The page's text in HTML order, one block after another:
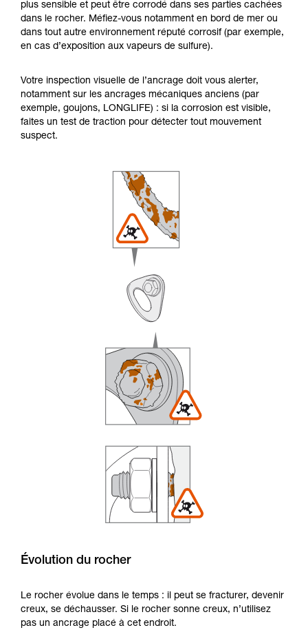
plus sensible et peut être corrodé dans ses parties cachées
dans le rocher. Méfiez-vous notamment en bord de mer ou
dans tout autre environnement réputé corrosif (par exemple,
en cas d’exposition aux vapeurs de sulfure).
Votre inspection visuelle de l’ancrage doit vous alerter,
notamment sur les ancrages mécaniques anciens (par
exemple, goujons, LONGLIFE) : si la corrosion est visible,
faites un test de traction pour détecter tout mouvement
suspect.
Évolution du rocher
Le rocher évolue dans le temps : il peut se fracturer, devenir
creux, se déchausser. Si le rocher sonne creux, n’utilisez
pas un ancrage placé à cet endroit.